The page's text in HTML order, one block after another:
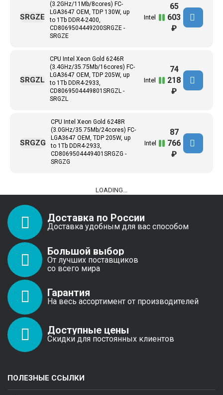
(3.2GHz/11Mb/8cores) FC-
LGA3647 ОЕМ, TDP 130W, up
to 1Tb DDR4-2400,
CD8069504449200SRGZE -
SRGZE
Intel
SRGZE
65
603
₽
CPU Intel Xeon Gold 6246R
(3.4GHz/35.75Mb/16cores) FC-
LGA3647 ОЕМ, TDP 205W, up
to 1Tb DDR4-2933,
CD8069504449801SRGZL -
SRGZL
Intel
SRGZL
74
218
₽
CPU Intel Xeon Gold 6248R
(3.0GHz/35.75Mb/24cores) FC-
LGA3647 ОЕМ, TDP 205W, up
to 1Tb DDR4-2933,
CD8069504449401SRGZG -
SRGZG
Intel
SRGZG
87
766
₽
LOADING...
Доставка по России
Доставка удобным для вас способом
Большой выбор
От лучших поставщиков
со всего мира
Гарантия
На весь ассортимент от производителей
Доступные цены
Скидки для постоянных клиентов
ПОЛЕЗНЫЕ ССЫЛКИ